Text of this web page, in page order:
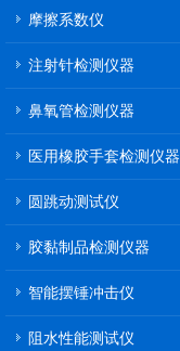
摩擦系数仪
注射针检测仪器
鼻氧管检测仪器
医用橡胶手套检测仪器
圆跳动测试仪
胶黏制品检测仪器
智能摆锤冲击仪
阻水性能测试仪